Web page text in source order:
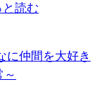
読む
に仲間を大好き
～